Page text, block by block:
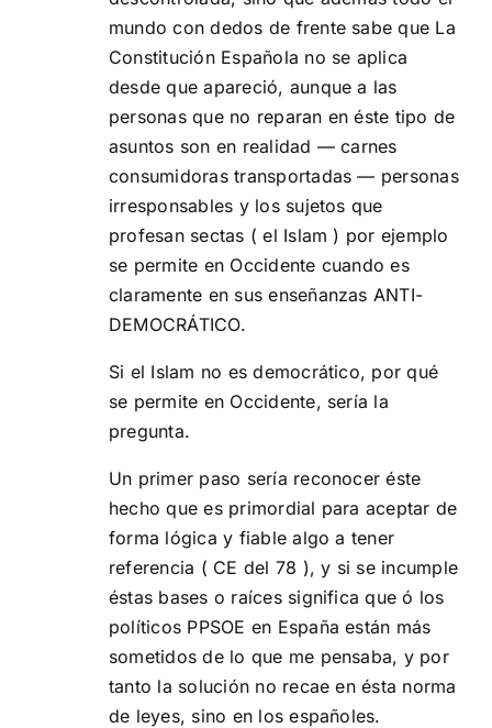
mundo con dedos de frente sabe que La
Constitución Española no se aplica
desde que apareció, aunque a las
personas que no reparan en éste tipo de
asuntos son en realidad — carnes
consumidoras transportadas — personas
irresponsables y los sujetos que
profesan sectas ( el Islam ) por ejemplo
se permite en Occidente cuando es
claramente en sus enseñanzas ANTI-
DEMOCRÁTICO.
Si el Islam no es democrático, por qué
se permite en Occidente, sería la
pregunta.
Un primer paso sería reconocer éste
hecho que es primordial para aceptar de
forma lógica y fiable algo a tener
referencia ( CE del 78 ), y si se incumple
éstas bases o raíces significa que ó los
políticos PPSOE en España están más
sometidos de lo que me pensaba, y por
tanto la solución no recae en ésta norma
de leyes, sino en los españoles.